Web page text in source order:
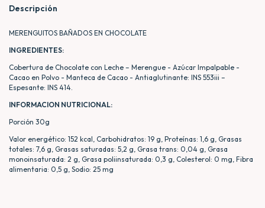
Descripción
MERENGUITOS BAÑADOS EN CHOCOLATE
INGREDIENTES:
Cobertura de Chocolate con Leche – Merengue - Azúcar Impalpable -
Cacao en Polvo - Manteca de Cacao - Antiaglutinante: INS 553iii –
Espesante: INS 414.
INFORMACION NUTRICIONAL:
Porción 30g
Valor energético: 152 kcal, Carbohidratos: 19 g, Proteínas: 1,6 g, Grasas
totales: 7,6 g, Grasas saturadas: 5,2 g, Grasa trans: 0,04 g, Grasa
monoinsaturada: 2 g, Grasa poliinsaturada: 0,3 g, Colesterol: 0 mg, Fibra
alimentaria: 0,5 g, Sodio: 25 mg